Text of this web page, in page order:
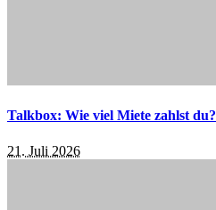
Talkbox: Wie viel Miete zahlst du?
21. Juli 2026